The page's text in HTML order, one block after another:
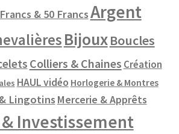
& 50 FrancsArgent
BijouxBoucles
Colliers & Chaines Création
HAUL vidéo Horlogerie & Montres
Lingotins Mercerie & Apprêts
Investissement